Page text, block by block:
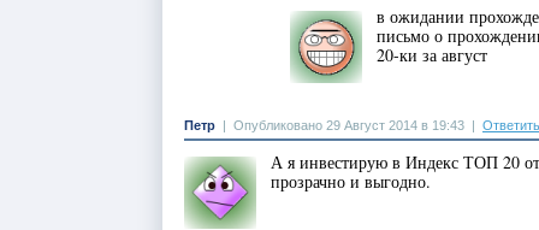
в ожидании
письмо о
20-ки за август
Петр | Опубликовано 29 Август 2014 в 19:43 | Ответить
А я инвестирую в Индекс ТОП 20
прозрачно и выгодно.